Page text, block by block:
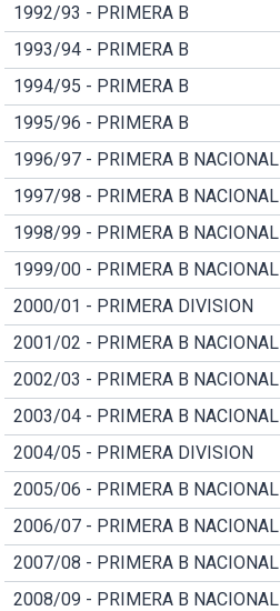
1992/93 - PRIMERA B
1993/94 - PRIMERA B
1994/95 - PRIMERA B
1995/96 - PRIMERA B
1996/97 - PRIMERA B NACIONAL
1997/98 - PRIMERA B NACIONAL
1998/99 - PRIMERA B NACIONAL
1999/00 - PRIMERA B NACIONAL
2000/01 - PRIMERA DIVISION
2001/02 - PRIMERA B NACIONAL
2002/03 - PRIMERA B NACIONAL
2003/04 - PRIMERA B NACIONAL
2004/05 - PRIMERA DIVISION
2005/06 - PRIMERA B NACIONAL
2006/07 - PRIMERA B NACIONAL
2007/08 - PRIMERA B NACIONAL
2008/09 - PRIMERA B NACIONAL